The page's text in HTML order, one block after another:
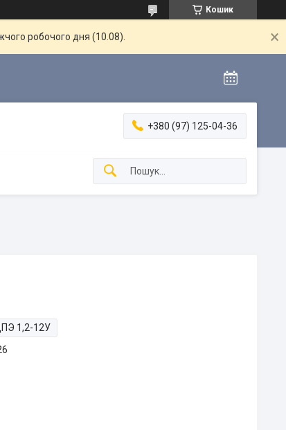
Кошик
робочого дня (10.08).
+380 (97) 125-04-36
1,2-12У